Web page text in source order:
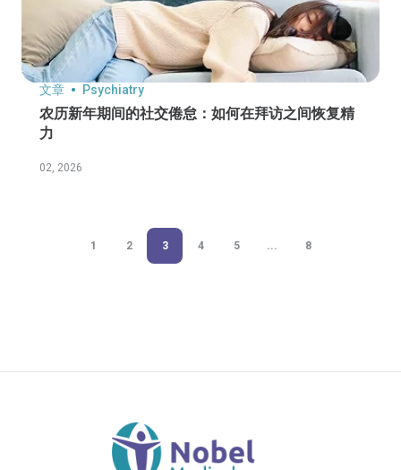
文章 Psychiatry
农历新年期间的社交倦怠：如何在拜访之间恢复精
力
02, 2026
1 2 3 4 5 ... 8